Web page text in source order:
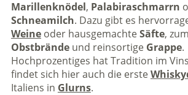
Marillenknödel, Palabiraschmarrn
Schneamilch. Dazu gibt es
Weineoder hausgemachteSäfte,
Obstbrändeund reinsortige Grappe.
Hochprozentiges hat Tradition im
findet sich hier auch die erste
Italiens in Glurns.